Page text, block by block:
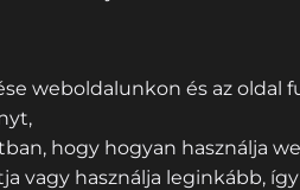
weboldalunkon és az oldal
hogy hogyan használja
vagy használja leginkább,